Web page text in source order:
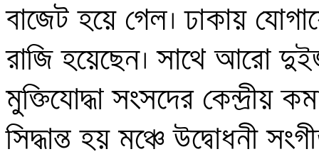
বাজেট হয়ে গেল। ঢাকায়
রাজি হয়েছেন। সাথে আরো
মুক্তিযোদ্ধা সংসদের
সিদ্ধান্ত হয় মঞ্চে উদ্বোধনী